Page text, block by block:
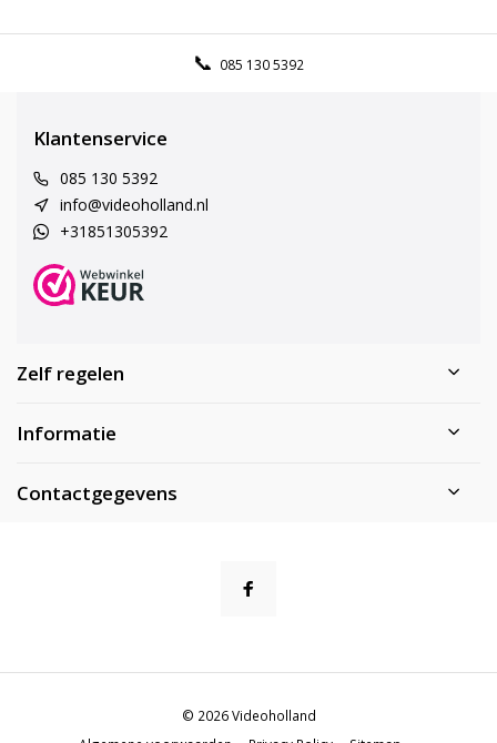
085 130 5392
Klantenservice
085 130 5392
info@videoholland.nl
+31851305392
Zelf regelen
Informatie
Contactgegevens
© 2026 Videoholland